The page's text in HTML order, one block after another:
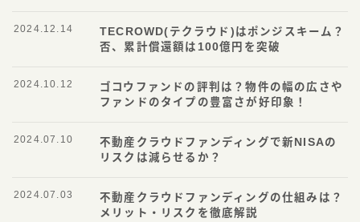
TECROWD(テクラウド)はポンジスキーム？
否、累計償還額は100億円を突破
2024.12.14
ゴコウファンドの評判は？物件の幅の広さや
ファンドのタイプの豊富さが好印象！
2024.10.12
不動産クラウドファンディングで新NISAの
リスクは減らせるか？
2024.07.10
不動産クラウドファンディングの仕組みは？
メリット・リスクを徹底解説
2024.07.03